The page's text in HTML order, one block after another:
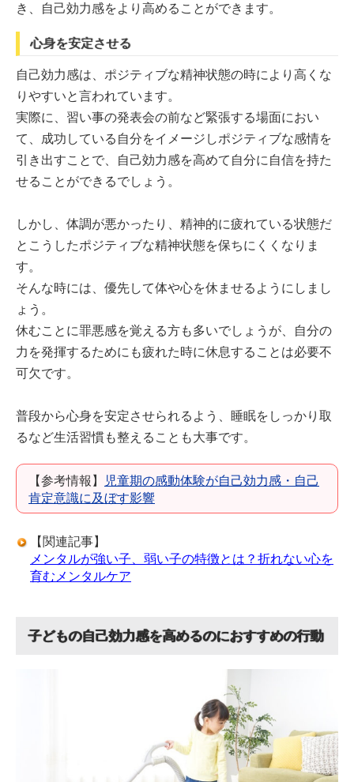
き、自己効力感をより高めることができます。
心身を安定させる
自己効力感は、ポジティブな精神状態の時により高くな
りやすいと言われています。
実際に、習い事の発表会の前など緊張する場面におい
て、成功している自分をイメージしポジティブな感情を
引き出すことで、自己効力感を高めて自分に自信を持た
せることができるでしょう。
しかし、体調が悪かったり、精神的に疲れている状態だ
とこうしたポジティブな精神状態を保ちにくくなりま
す。
そんな時には、優先して体や心を休ませるようにしまし
ょう。
休むことに罪悪感を覚える方も多いでしょうが、自分の
力を発揮するためにも疲れた時に休息することは必要不
可欠です。
普段から心身を安定させられるよう、睡眠をしっかり取
るなど生活習慣も整えることも大事です。
【参考情報】
児童期の感動体験が自己効力感・自己
肯定意識に及ぼす影響
【関連記事】
メンタルが強い子、弱い子の特徴とは？折れない心を
育むメンタルケア
子どもの自己効力感を高めるのにおすすめの行動